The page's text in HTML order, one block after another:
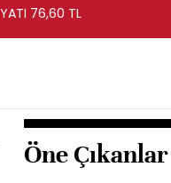
76,60 TL
Öne Çıkanlar